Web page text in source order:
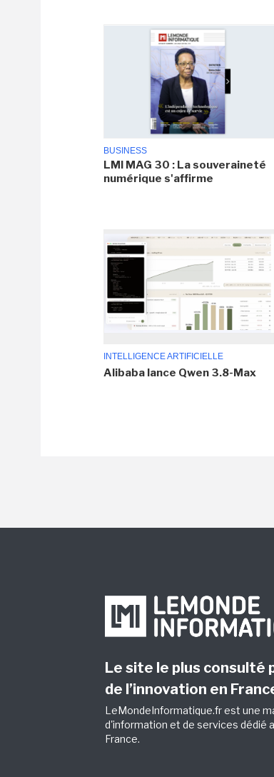
BUSINESS
LMI MAG 30 : La souveraineté
numérique s'affirme
INTELLIGENCE ARTIFICIELLE
Alibaba lance Qwen 3.8-Max
Le site le plus consulté
de l’innovation en
LeMondeInformatique.fr est une
d'information et de services dédié
France.